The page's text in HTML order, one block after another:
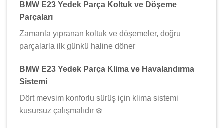
BMW E23 Yedek Parça Koltuk ve Döşeme
Parçaları
Zamanla yıpranan koltuk ve döşemeler, doğru
parçalarla ilk günkü haline döner
BMW E23 Yedek Parça Klima ve Havalandırma
Sistemi
Dört mevsim konforlu sürüş için klima sistemi
kusursuz çalışmalıdır ❄️️